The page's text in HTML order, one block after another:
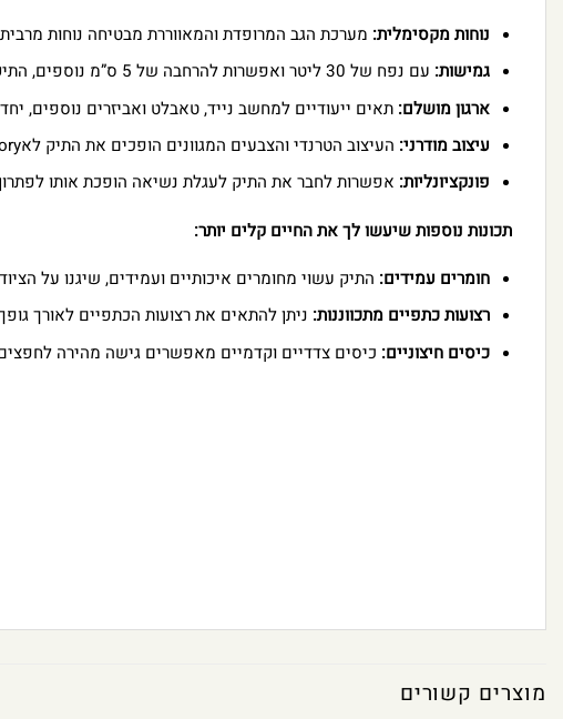
נוחות מקסימלית: מערכת הגב המרופדת והמאווררת מבטיחה נוחות
גמישות: עם נפח של 30 ליטר ואפשרות להרחבה של 5 ס”מ נוספים, התיק מתאים לכל צורך.
ארגון מושלם: תאים ייעודיים למחשב נייד, טאבלט ואביזרים נוספים,
עיצוב מודרני: העיצוב הטרנדי והצבעים המגוונים הופכים את התיק לאccessory מושלם לכל הופעה.
פונקציונליות: אפשרות לחבר את התיק לעגלת נשיאה הופכת אותו
תכונות נוספות שיעשו לך את החיים קלים יותר:
חומרים עמידים: התיק עשוי מחומרים איכותיים ועמידים, שיגנו על
רצועות כתפיים מתכווננות: ניתן להתאים את רצועות הכתפיים לאורך
כיסים חיצוניים: כיסים צדדיים וקדמיים מאפשרים גישה מהירה
מוצרים קשורים